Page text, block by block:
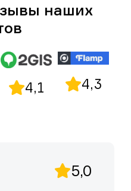
наших
4,1 4,3
5,0